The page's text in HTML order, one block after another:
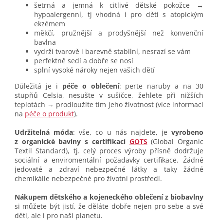
šetrná a jemná k citlivé dětské pokožce →
hypoalergenní, tj vhodná i pro děti s atopickým
ekzémem
měkčí, pružnější a prodyšnější než konvenční
bavlna
vydrží tvarově i barevně stabilní, nesrazí se vám
perfektně sedí a dobře se nosí
splní vysoké nároky nejen vašich dětí
Důležitá je i péče o oblečení: perte naruby a na 30
stupňů Celsia, nesušte v sušičce, žehlete při nižších
teplotách → prodloužíte tím jeho životnost (více informací
na péče o produkt).
Udržitelná móda: vše, co u nás najdete, je vyrobeno
z organické bavlny s certifikací GOTS (Global Organic
Textil Standard), tj. celý proces výroby přísně dodržuje
sociální a enviromentální požadavky certifikace. Žádné
jedovaté a zdraví nebezpečné látky a taky žádné
chemikálie nebezpečné pro životní prostředí.
Nákupem dětského a kojeneckého oblečení z biobavlny
si můžete být jistí, že děláte dobře nejen pro sebe a své
děti, ale i pro naši planetu.